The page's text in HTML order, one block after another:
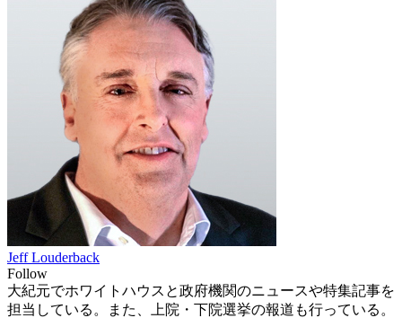
Jeff Louderback
Follow
大紀元でホワイトハウスと政府機関のニュースや特集記事を
担当している。また、上院・下院選挙の報道も行っている。